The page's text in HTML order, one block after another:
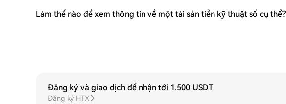
Làm thế nào để xem thông tin về một tài sản tiền kỹ thuật số cụ thể?
Đăng ký và giao dịch để nhận tới 1.500 USDT
Đăng ký HTX